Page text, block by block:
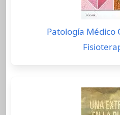
Patología Médico